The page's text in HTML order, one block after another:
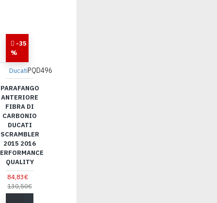
-35
%
DucatiPQD496
PARAFANGO
ANTERIORE
FIBRA DI
CARBONIO
DUCATI
SCRAMBLER
2015 2016
QUALITY
84,83€
130,50€